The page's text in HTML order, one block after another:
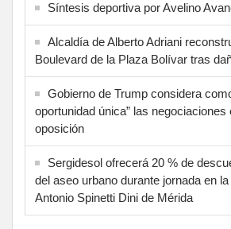
Síntesis deportiva por Avelino
Alcaldía de Alberto Adriani
Boulevard de la Plaza Bolívar tras
Gobierno de Trump considera
oportunidad única” las
oposición
Sergidesol ofrecerá 20 % de
del aseo urbano durante jornada en
Antonio Spinetti Dini de Mérida